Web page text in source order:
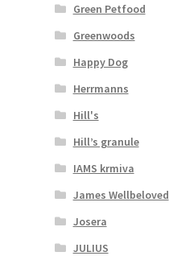
Green Petfood
Greenwoods
Happy Dog
Herrmanns
Hill's
Hill’s granule
IAMS krmiva
James Wellbeloved
Josera
JULIUS